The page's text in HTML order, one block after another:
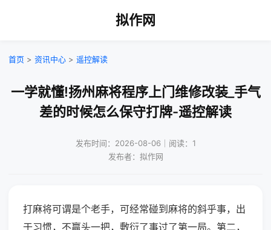
拟作网
首页 > 资讯中心 > 遥控解读
一学就懂!扬州麻将程序上门维修改装_手气
差的时候怎么保守打牌-遥控解读
发布时间：2026-08-06｜阅读：1
发布者：拟作网
打麻将可谓是个老手，可经常碰到麻将的斜乎事，出
于习惯，不赢头一把，敷衍了事过了第一局。第二，